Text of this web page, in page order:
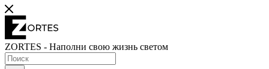
ZORTES - Наполни свою жизнь светом